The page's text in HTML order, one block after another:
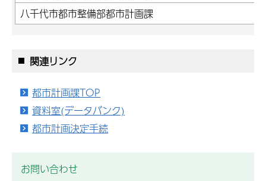
八千代市都市整備部都市計画課
関連リンク
都市計画課TOP
資料室(データバンク)
都市計画決定手続
お問い合わせ